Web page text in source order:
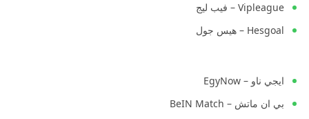
Vipleague – فيب ليج
Hesgoal – هيس جول
ايجي ناو – EgyNow
بي ان ماتش – BeIN Match